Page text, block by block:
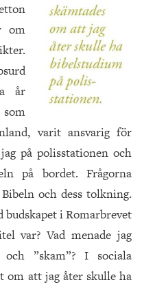
om
år
varit ansvarig för
på polisstationen och
på bordet. Frågorna
och dess tolkning.
budskapet i Romarbrevet
var? Vad menade jag
”skam”? I sociala
om att jag åter skulle ha